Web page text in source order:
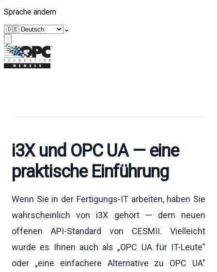
Sprache ändern
⌄
i3X und OPC UA — eine
praktische Einführung
Wenn Sie in der Fertigungs-IT arbeiten, haben Sie
wahrscheinlich von i3X gehört — dem neuen
offenen API-Standard von CESMII. Vielleicht
wurde es Ihnen auch als „OPC UA für IT-Leute"
oder „eine einfachere Alternative zu OPC UA"